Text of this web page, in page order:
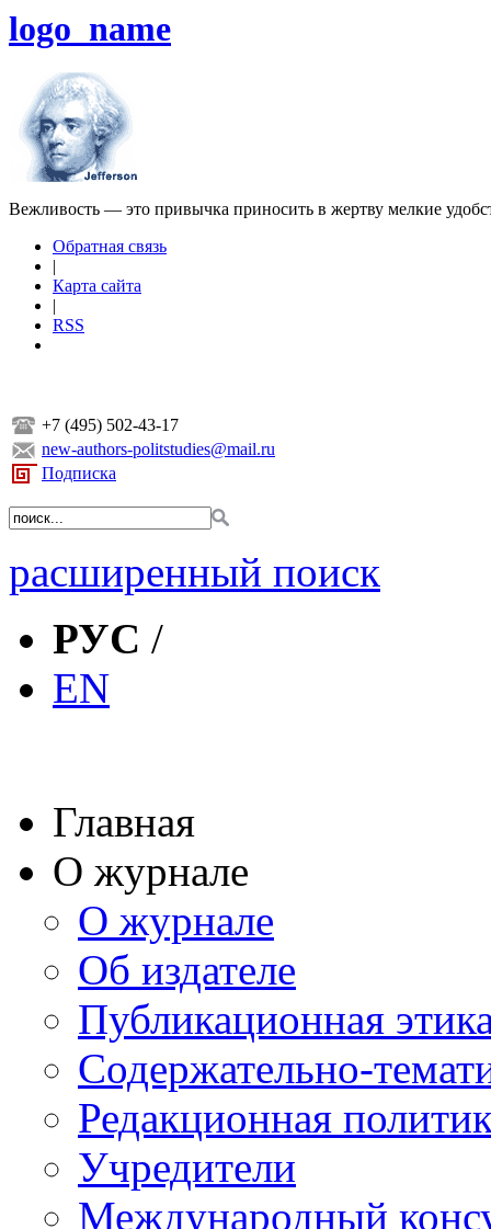
logo_name
Вежливость — это привычка приносить в жертву мелкие
Обратная связь
|
Карта сайта
|
RSS
+7 (495) 502-43-17
new-authors-politstudies@mail.ru
Подписка
расширенный поиск
РУС /
EN
Главная
О журнале
О журнале
Об издателе
Публикационная
Содержательно-
Редакционная
Учредители
Международный